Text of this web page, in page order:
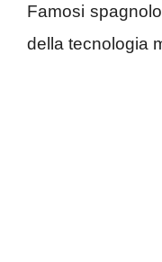
Famosi
della tecnologia